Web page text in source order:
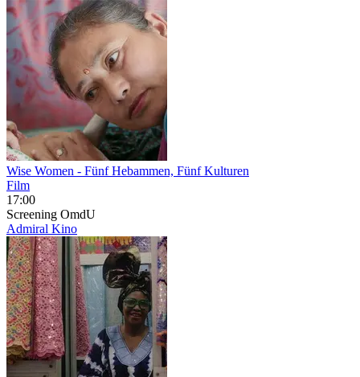
Wise Women - Fünf Hebammen, Fünf Kulturen
Film
17:00
Screening OmdU
Admiral Kino